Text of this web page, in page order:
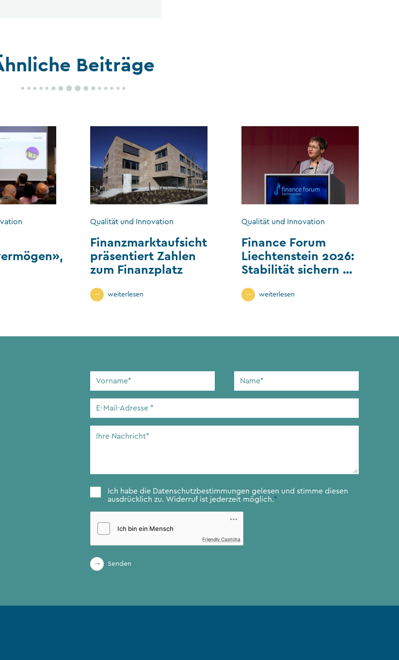
Beiträge
Qualität und Innovation
Finanzmarktaufsicht
präsentiert Zahlen
zum Finanzplatz
weiterlesen
Qualität und Innovation
Finance Forum
Liechtenstein 2026:
Stabilität sichern –
weiterlesen
Vorname Name
E-
Adresse*
Zustimmung*
Ich habe die Datenschutzbestimmungen gelesen und stimme diesen
ausdrücklich zu. Widerruf ist jederzeit möglich.*
Friendly Captcha
Senden